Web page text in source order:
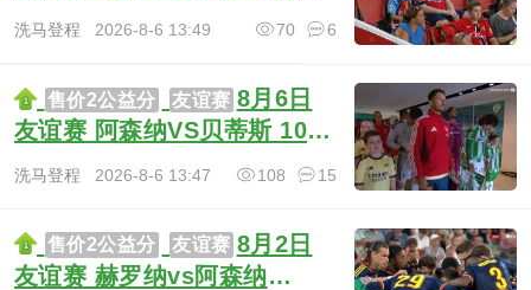
曼 1080 SKY 德语 6.9G TS
洗马登程 2026-8-6 13:49 6
70
售价2公益分 友谊赛 8月6日
友谊赛 阿森纳VS贝蒂斯 1080
PRE 英语 9.1G TS
洗马登程 2026-8-6 13:47 15
108
售价2公益分 友谊赛 8月2日
友谊赛 赫罗纳vs阿森纳